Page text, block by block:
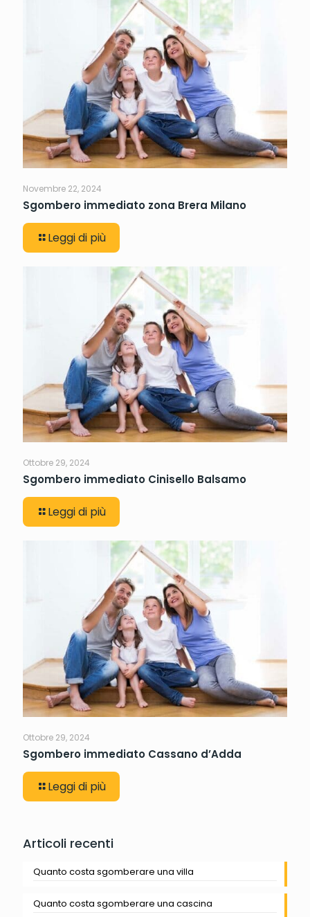
Novembre 22, 2024
Sgombero immediato zona Brera Milano
Leggi di più
Ottobre 29, 2024
Sgombero immediato Cinisello Balsamo
Leggi di più
Ottobre 29, 2024
Sgombero immediato Cassano d’Adda
Leggi di più
Articoli recenti
Quanto costa sgomberare una villa
Quanto costa sgomberare una cascina